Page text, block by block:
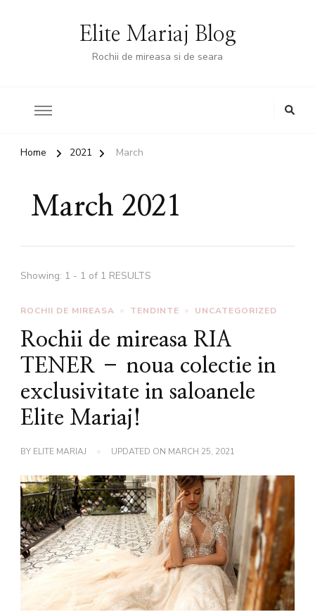
Elite Mariaj Blog
Rochii de mireasa si de seara
Home 2021 March
March 2021
Showing: 1 - 1 of 1 RESULTS
ROCHII DE MIREASA TENDINTE UNCATEGORIZED
Rochii de mireasa RIA
TENER – noua colectie in
exclusivitate in saloanele
Elite Mariaj!
BY ELITE MARIAJ UPDATED ON MARCH 25, 2021